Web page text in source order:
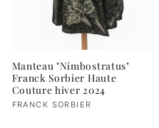
Manteau "Nimbostratus"
Franck Sorbier Haute
Couture hiver 2024
Fournisseur :
FRANCK SORBIER